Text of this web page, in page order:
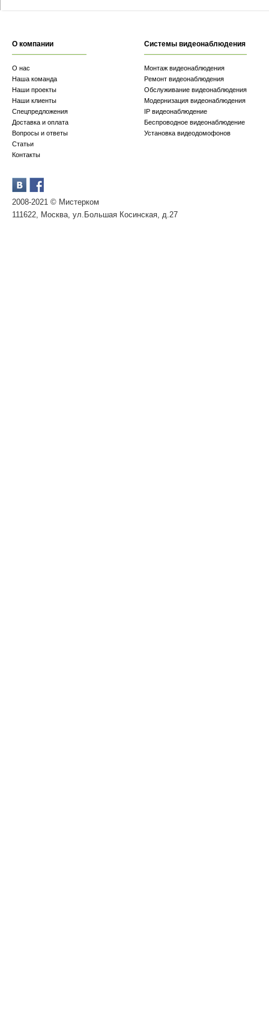
О компании
О нас
Наша команда
Наши проекты
Наши клиенты
Спецпредложения
Доставка и оплата
Вопросы и ответы
Статьи
Контакты
2008-2021 © Мистерком
111622, Москва, ул.Большая Косинская, д.27
Системы видеонаблюдения
Монтаж видеонаблюдения
Ремонт видеонаблюдения
Обслуживание видеонаблюдения
Модернизация видеонаблюдения
IP видеонаблюдение
Беспроводное видеонаблюдение
Установка видеодомофонов